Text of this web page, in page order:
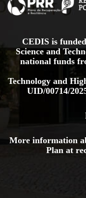
CEDIS is
Science and
national funds
Technology and
UID/00714/
More information
Plan at